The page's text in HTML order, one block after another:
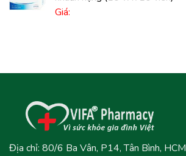
Giá:
Địa chỉ: 80/6 Ba Vân, P14, Tân Bình, HCM